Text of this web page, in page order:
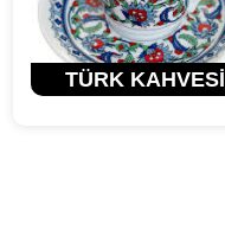
TÜRK KAHVESİ